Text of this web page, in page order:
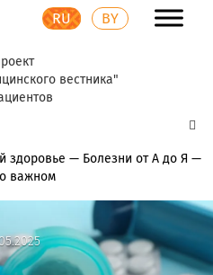
RU BY
вестника"
здоровье — Болезни от А до Я —
важном